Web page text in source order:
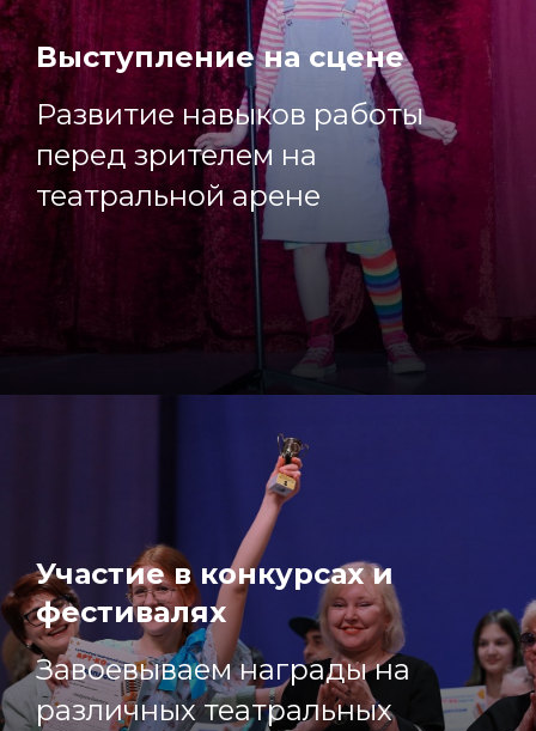
Выступление на сцене
Развитие навыков работы
перед зрителем на
театральной арене
Участие в конкурсах и
фестивалях
Завоевываем награды на
различных театральных